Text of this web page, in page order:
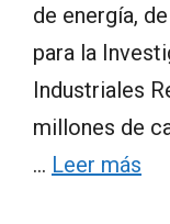
de energía,
para la
Industriales
millones de
… Leer más